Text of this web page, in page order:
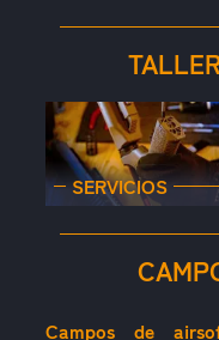
SERVICIOS
Campos de